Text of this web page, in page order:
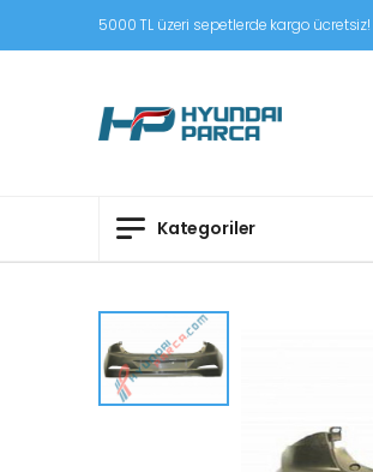
5000 TL üzeri sepetlerde kargo
Kategoriler